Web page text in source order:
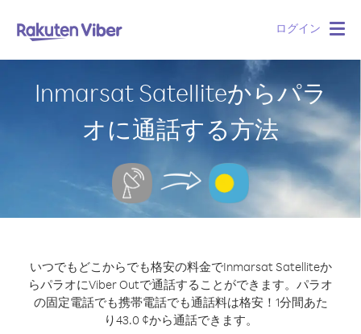
ログイン
Inmarsat Satelliteからパラ
オに通話する方法
いつでもどこからでも格安の料金でInmarsat Satelliteか
らパラオにViber Outで通話することができます。 パラオ
の固定電話でも携帯電話でも通話料は格安！1分間あた
り43.0 ¢から通話できます。